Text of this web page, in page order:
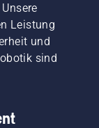
Leistung
und
sind